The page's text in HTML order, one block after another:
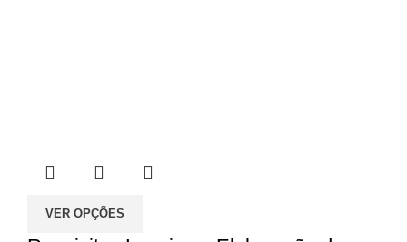
VER OPÇÕES